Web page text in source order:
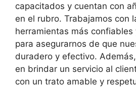
capacitados y cuentan con
en el rubro. Trabajamos con
herramientas más
para asegurarnos de que
duradero y efectivo.
en brindar un servicio al
con un trato amable y